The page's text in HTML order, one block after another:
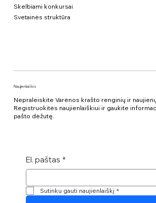
Skelbiami konkursai
Svetainės struktūra
Naujienlaiškis
Nepraleiskite Varėnos krašto renginių ir
Registruokitės naujienlaiškiui ir gaukite
pašto dėžutę.
El. paštas *
Sutinku gauti naujienlaiškį *